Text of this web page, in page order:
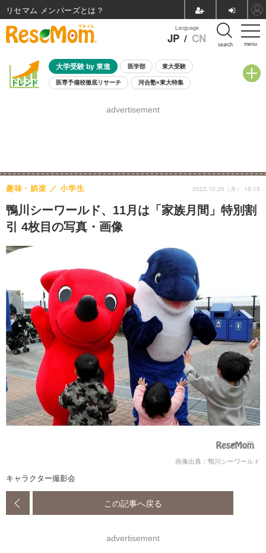
menu
Language
JP / CN search
大学受験 by 東進 医学部 東大受験
医専予備校徹底リサーチ 河合塾×東大特集
8月開催学校説明会・相談会
advertisement
鴨川シーワールド、11月は「家族月間」特別割
引 4枚目の写真・画像
趣味・娯楽 小学生 2022.10.20（木） 16:15
画像出典：鴨川シーワールド
キャラクター撮影会
この記事へ戻る
advertisement
リセマム メンバーズ